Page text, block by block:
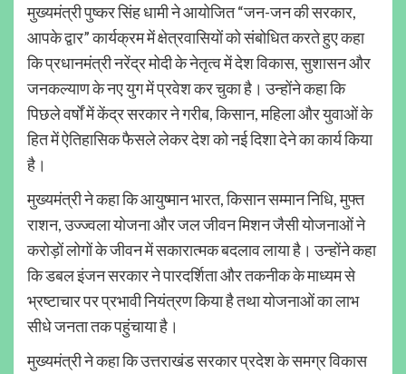
मुख्यमंत्री पुष्कर सिंह धामी ने आयोजित “जन-जन की सरकार,
आपके द्वार” कार्यक्रम में क्षेत्रवासियों को संबोधित करते हुए कहा
कि प्रधानमंत्री नरेंद्र मोदी के नेतृत्व में देश विकास, सुशासन और
जनकल्याण के नए युग में प्रवेश कर चुका है। उन्होंने कहा कि
पिछले वर्षों में केंद्र सरकार ने गरीब, किसान, महिला और युवाओं के
हित में ऐतिहासिक फैसले लेकर देश को नई दिशा देने का कार्य किया
है।
मुख्यमंत्री ने कहा कि आयुष्मान भारत, किसान सम्मान निधि, मुफ्त
राशन, उज्ज्वला योजना और जल जीवन मिशन जैसी योजनाओं ने
करोड़ों लोगों के जीवन में सकारात्मक बदलाव लाया है। उन्होंने कहा
कि डबल इंजन सरकार ने पारदर्शिता और तकनीक के माध्यम से
भ्रष्टाचार पर प्रभावी नियंत्रण किया है तथा योजनाओं का लाभ
सीधे जनता तक पहुंचाया है।
मुख्यमंत्री ने कहा कि उत्तराखंड सरकार प्रदेश के समग्र विकास